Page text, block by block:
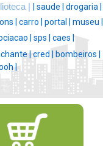
| saude | drogaria |
| carro | portal | museu |
| sps | caes |
|cred |
bombeiros |
|